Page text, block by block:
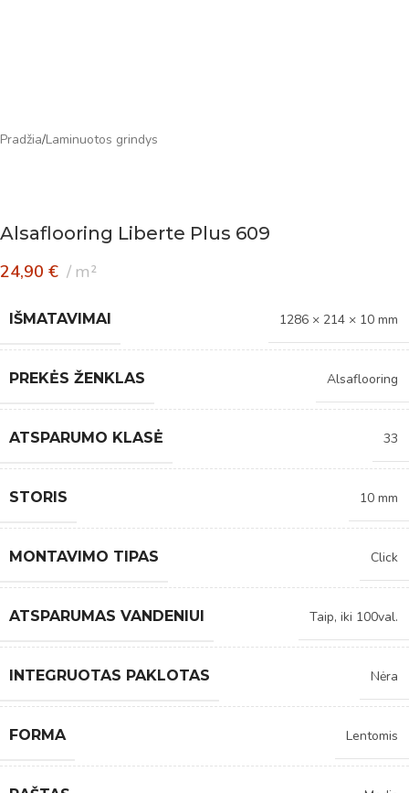
Pradžia/Laminuotos grindys
Alsaflooring Liberte Plus 609
24,90 € m²
IŠMATAVIMAI 1286 × 214 × 10 mm
PREKĖS ŽENKLAS Alsaflooring
ATSPARUMO KLASĖ 33
STORIS 10 mm
MONTAVIMO TIPAS Click
ATSPARUMAS VANDENIUI Taip, iki 100val.
INTEGRUOTAS PAKLOTAS Nėra
FORMA Lentomis